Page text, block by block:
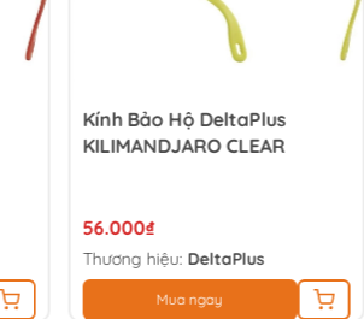
Kính Bảo Hộ DeltaPlus
KILIMANDJARO CLEAR
56.000₫
Thương hiệu: DeltaPlus
Mua ngay